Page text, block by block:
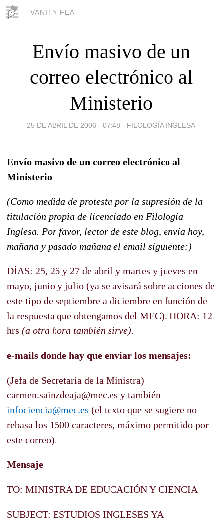
VANITY FEA
Envío masivo de un
correo electrónico al
Ministerio
25 DE ABRIL DE 2006 - 07:48 - FILOLOGÍA INGLESA
Envío masivo de un correo electrónico al
Ministerio
(Como medida de protesta por la supresión de la
titulación propia de licenciado en Filología
Inglesa. Por favor, lector de este blog, envía hoy,
mañana y pasado mañana el email siguiente:)
DÍAS: 25, 26 y 27 de abril y martes y jueves en
mayo, junio y julio (ya se avisará sobre acciones de
este tipo de septiembre a diciembre en función de
la respuesta que obtengamos del MEC). HORA: 12
hrs (a otra hora también sirve).
e-mails donde hay que enviar los mensajes:
(Jefa de Secretaría de la Ministra)
carmen.sainzdeaja@mec.es y también
infociencia@mec.es (el texto que se sugiere no
rebasa los 1500 caracteres, máximo permitido por
este correo).
Mensaje
TO: MINISTRA DE EDUCACIÓN Y CIENCIA
SUBJECT: ESTUDIOS INGLESES YA